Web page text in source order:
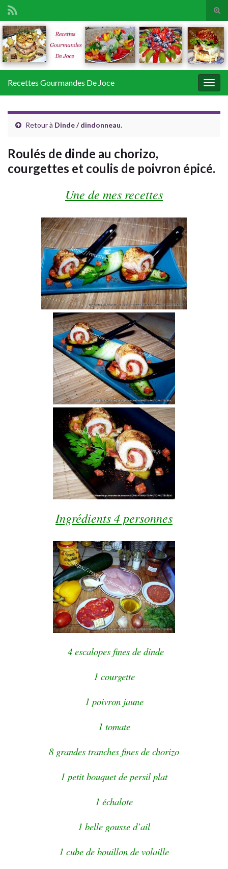
Search for:
Recettes Gourmandes De Joce
Retour à Dinde / dindonneau.
Roulés de dinde au chorizo,
courgettes et coulis de poivron épicé.
Une de mes recettes
Ingrédients 4 personnes
4 escalopes fines de dinde
1 courgette
1 poivron jaune
1 tomate
8 grandes tranches fines de chorizo
1 petit bouquet de persil plat
1 échalote
1 belle gousse d’ail
1 cube de bouillon de volaille